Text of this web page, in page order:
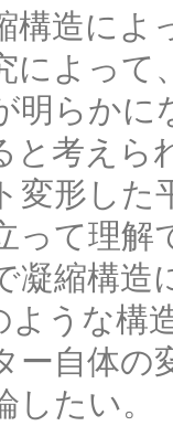
構造に
によっ
明らかに
と考え
変形し
って理
凝縮構
ような構
ー自体
たい。